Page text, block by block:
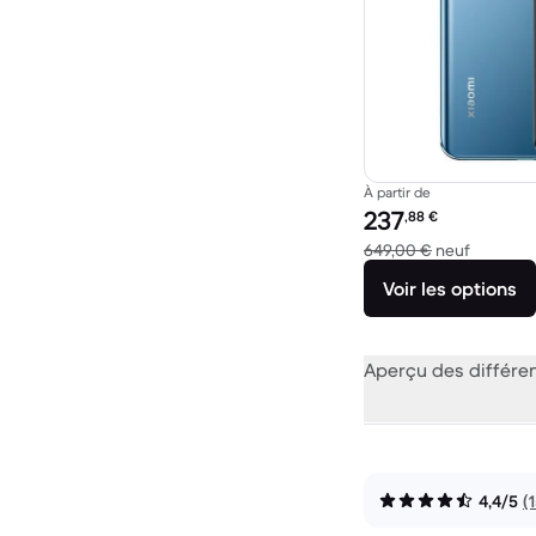
À partir de
Prix reconditionné :
237,88 €
649,00 € neufcontre
Voir les options
Aperçu des
4,4/5